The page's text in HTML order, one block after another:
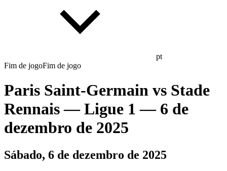
pt
Fim de jogoFim de jogo
Paris Saint-Germain vs Stade
Rennais— Ligue 1 — 6 de
dezembro de 2025
Sábado, 6 de dezembro de 2025